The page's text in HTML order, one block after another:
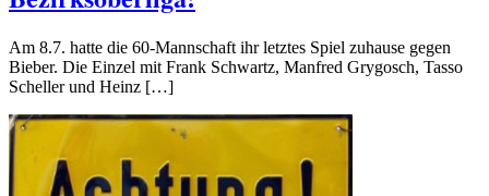
Am 8.7. hatte die 60-Mannschaft ihr letztes Spiel zuhause gegen
Bieber. Die Einzel mit Frank Schwartz, Manfred Grygosch, Tasso
Scheller und Heinz […]